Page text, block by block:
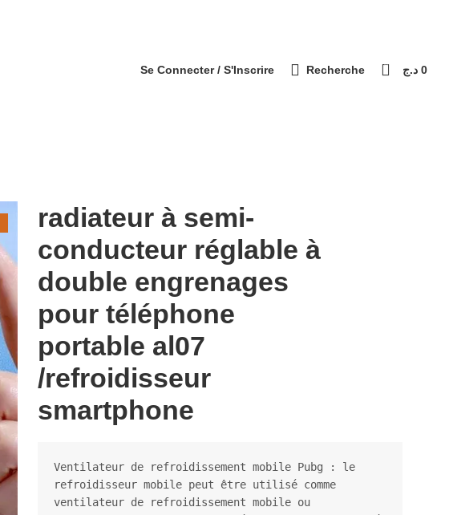
Se Connecter / S'Inscrire Recherche 0 0 د.ج
radiateur à semi-
conducteur réglable à
double engrenages
pour téléphone
portable al07
/refroidisseur
smartphone
Ventilateur de refroidissement mobile Pubg : le
refroidisseur mobile peut être utilisé comme
ventilateur de refroidissement mobile ou